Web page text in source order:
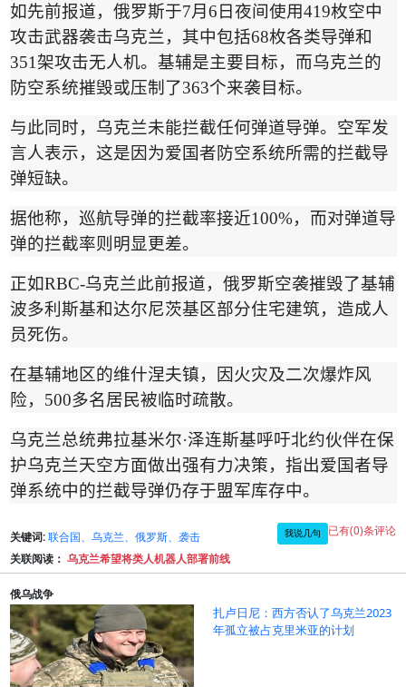
如先前报道，俄罗斯于7月 6 日夜间使用419枚空中
攻击武器袭击乌克兰，其中包括68枚各类导弹和
351架攻击无人机。基辅是主要目标，而乌克兰的
防空系统摧毁或压制了363个来袭目标。
与此同时，乌克兰未能拦截任何弹道导弹。空军发
言人表示，这是因为爱国者防空系统所需的拦截导
弹短缺。
据他称，巡航导弹的拦截率接近100%，而对弹道导
弹的拦截率则明显更差。
正如RBC-乌克兰此前报道，俄罗斯空袭摧毁了基辅
波多利斯基和达尔尼茨基区部分住宅建筑，造成人
员死伤。
在基辅地区的维什涅夫镇，因火灾及二次爆炸风
险， 500多名居民被临时疏散。
乌克兰总统弗拉基米尔·泽连斯基呼吁北约伙伴在保
护乌克兰天空方面做出强有力决策，指出爱国者导
弹系统中的拦截导弹仍存于盟军库存中。
关键词: 联合国、乌克兰、俄罗斯、袭击 我说几句 已有(0)条评论
关联阅读： 乌克兰希望将类人机器人部署前线
俄乌战争
扎卢日尼：西方否认了乌克兰2023
年孤立被占克里米亚的计划